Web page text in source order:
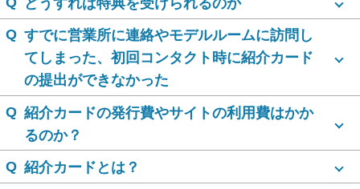
どうすれば特典を受けられるのか
Q すでに営業所に連絡やモデルルームに訪問し
てしまった、初回コンタクト時に紹介カード
の提出ができなかった
Q 紹介カードの発行費やサイトの利用費はかか
るのか？
Q 紹介カードとは？